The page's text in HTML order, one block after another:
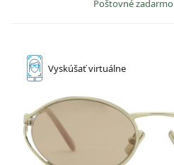
Poštovné zadarmo
Vyskúšaťvirtuálne